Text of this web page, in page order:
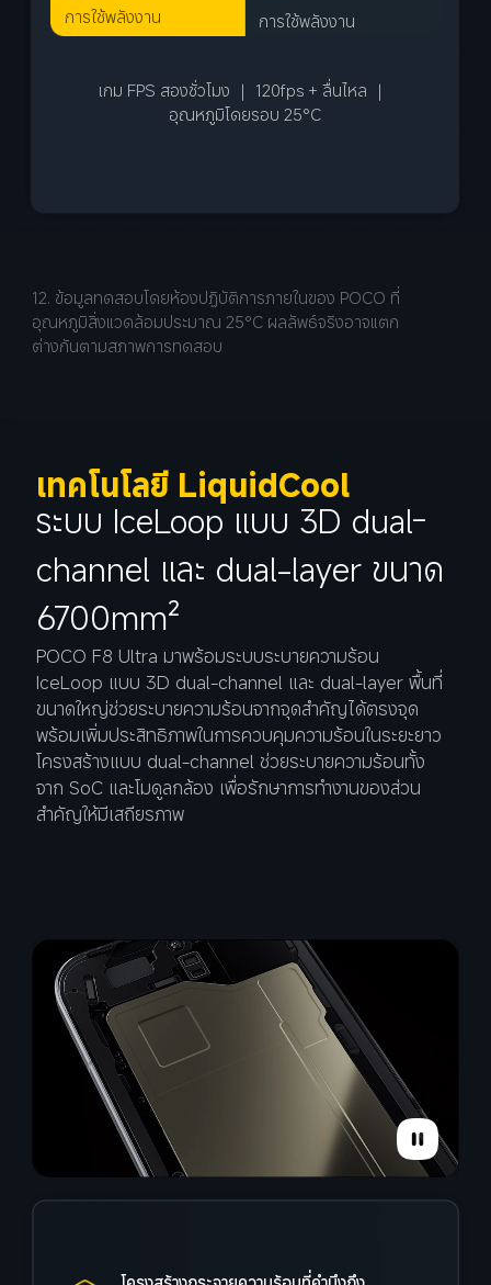
การใช้พลังงาน การใช้พลังงาน
เกม FPS สองชั่วโมง ｜ 120fps + ลื่นไหล ｜
อุณหภูมิโดยรอบ 25°C
12. ข้อมูลทดสอบโดยห้องปฏิบัติการภายในของ POCO ที่
อุณหภูมิสิ่งแวดล้อมประมาณ 25°C ผลลัพธ์จริงอาจแตก
ต่างกันตามสภาพการทดสอบ
เทคโนโลยี LiquidCool
ระบบ IceLoop แบบ 3D dual-
channel และ dual-layer ขนาด
6700mm²
POCO F8 Ultra มาพร้อมระบบระบายความร้อน
IceLoop แบบ 3D dual-channel และ dual-layer พื้นที่
ขนาดใหญ่ช่วยระบายความร้อนจากจุดสำคัญได้ตรงจุด
พร้อมเพิ่มประสิทธิภาพในการควบคุมความร้อนในระยะยาว
โครงสร้างแบบ dual-channel ช่วยระบายความร้อนทั้ง
จาก SoC และโมดูลกล้อง เพื่อรักษาการทำงานของส่วน
สำคัญให้มีเสถียรภาพ